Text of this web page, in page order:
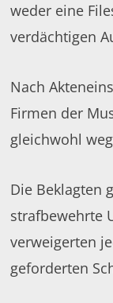
weder eine
verdächtigen
Nach
Firmen der
gleichwohl
Die Beklagten
strafbewehrte
verweigerten
geforderten